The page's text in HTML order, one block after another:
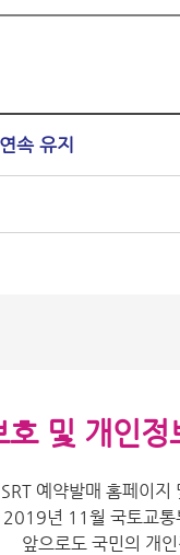
속 유지
호 및 개인
예약발매 홈페이
2019년 11월 국토교통
앞으로도 국민의 개